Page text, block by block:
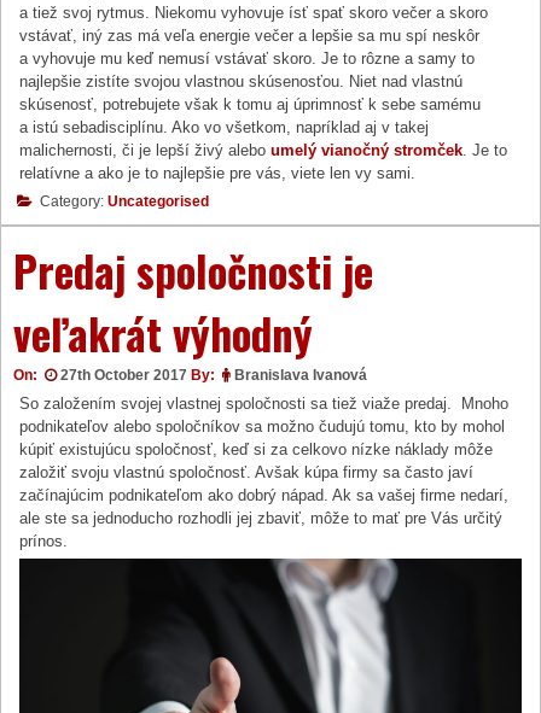
a tiež svoj rytmus. Niekomu vyhovuje ísť spať skoro večer a skoro
vstávať, iný zas má veľa energie večer a lepšie sa mu spí neskôr
a vyhovuje mu keď nemusí vstávať skoro. Je to rôzne a samy to
najlepšie zistíte svojou vlastnou skúsenosťou. Niet nad vlastnú
skúsenosť, potrebujete však k tomu aj úprimnosť k sebe samému
a istú sebadisciplínu. Ako vo všetkom, napríklad aj v takej
malichernosti, či je lepší živý aleboumelý vianočný stromček . Je to
relatívne a ako je to najlepšie pre vás, viete len vy sami.
Category: Uncategorised
Predaj spoločnosti je
veľakrát výhodný
On: 27th October 2017 By: Branislava Ivanová
So založením svojej vlastnej spoločnosti sa tiež viaže predaj. Mnoho
podnikateľov alebo spoločníkov sa možno čudujú tomu, kto by mohol
kúpiť existujúcu spoločnosť, keď si za celkovo nízke náklady môže
založiť svoju vlastnú spoločnosť. Avšak kúpa firmy sa často javí
začínajúcim podnikateľom ako dobrý nápad. Ak sa vašej firme nedarí,
ale ste sa jednoducho rozhodli jej zbaviť, môže to mať pre Vás určitý
prínos.